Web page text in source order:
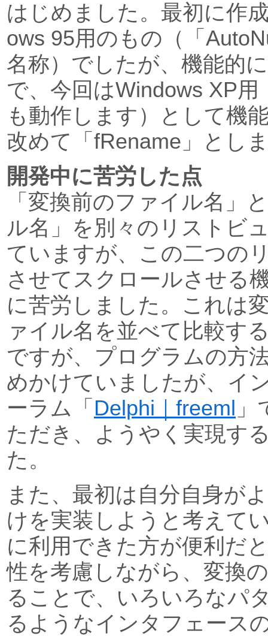
はじめました。最初に作
ows 95用のもの（「
名称）でしたが、機能的
で、今回はWindows XP用
も動作します）として機
改めて「fRename」とし
開発中に苦労した点
「変換前のファイル名」
ル名」を別々のリストビ
ていますが、この二つの
させてスクロールさせる
に苦労しました。これは
ァイル名を並べて比較す
ですが、プログラムの方
めかけていましたが、イ
ーラム「 Delphi｜freeml
ただき、ようやく実現す
た。
また、最初は自分自身が
けを実装しようと考えて
に利用できた方が便利だ
性を考慮しながら、変換
ることで、いろいろなパ
るようなインタフェース